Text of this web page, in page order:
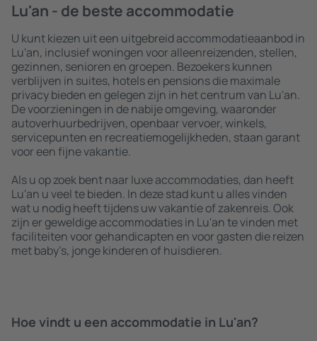
Lu'an - de beste accommodatie
U kunt kiezen uit een uitgebreid accommodatieaanbod in
Lu'an, inclusief woningen voor alleenreizenden, stellen,
gezinnen, senioren en groepen. Bezoekers kunnen
verblijven in suites, hotels en pensions die maximale
privacy bieden en gelegen zijn in het centrum van Lu'an.
De voorzieningen in de nabije omgeving, waaronder
autoverhuurbedrijven, openbaar vervoer, winkels,
servicepunten en recreatiemogelijkheden, staan garant
voor een fijne vakantie.
Als u op zoek bent naar luxe accommodaties, dan heeft
Lu'an u veel te bieden. In deze stad kunt u alles vinden
wat u nodig heeft tijdens uw vakantie of zakenreis. Ook
zijn er geweldige accommodaties in Lu'an te vinden met
faciliteiten voor gehandicapten en voor gasten die reizen
met baby’s, jonge kinderen of huisdieren.
Hoe vindt u een accommodatie in Lu'an?